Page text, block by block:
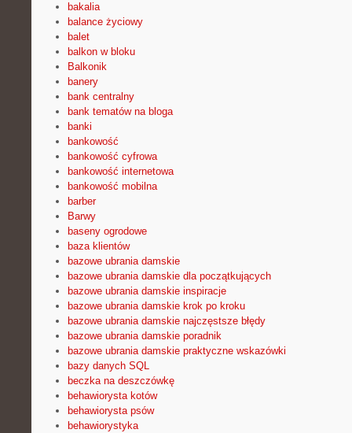
bakalia
balance życiowy
balet
balkon w bloku
Balkonik
banery
bank centralny
bank tematów na bloga
banki
bankowość
bankowość cyfrowa
bankowość internetowa
bankowość mobilna
barber
Barwy
baseny ogrodowe
baza klientów
bazowe ubrania damskie
bazowe ubrania damskie dla początkujących
bazowe ubrania damskie inspiracje
bazowe ubrania damskie krok po kroku
bazowe ubrania damskie najczęstsze błędy
bazowe ubrania damskie poradnik
bazowe ubrania damskie praktyczne wskazówki
bazy danych SQL
beczka na deszczówkę
behawiorysta kotów
behawiorysta psów
behawiorystyka